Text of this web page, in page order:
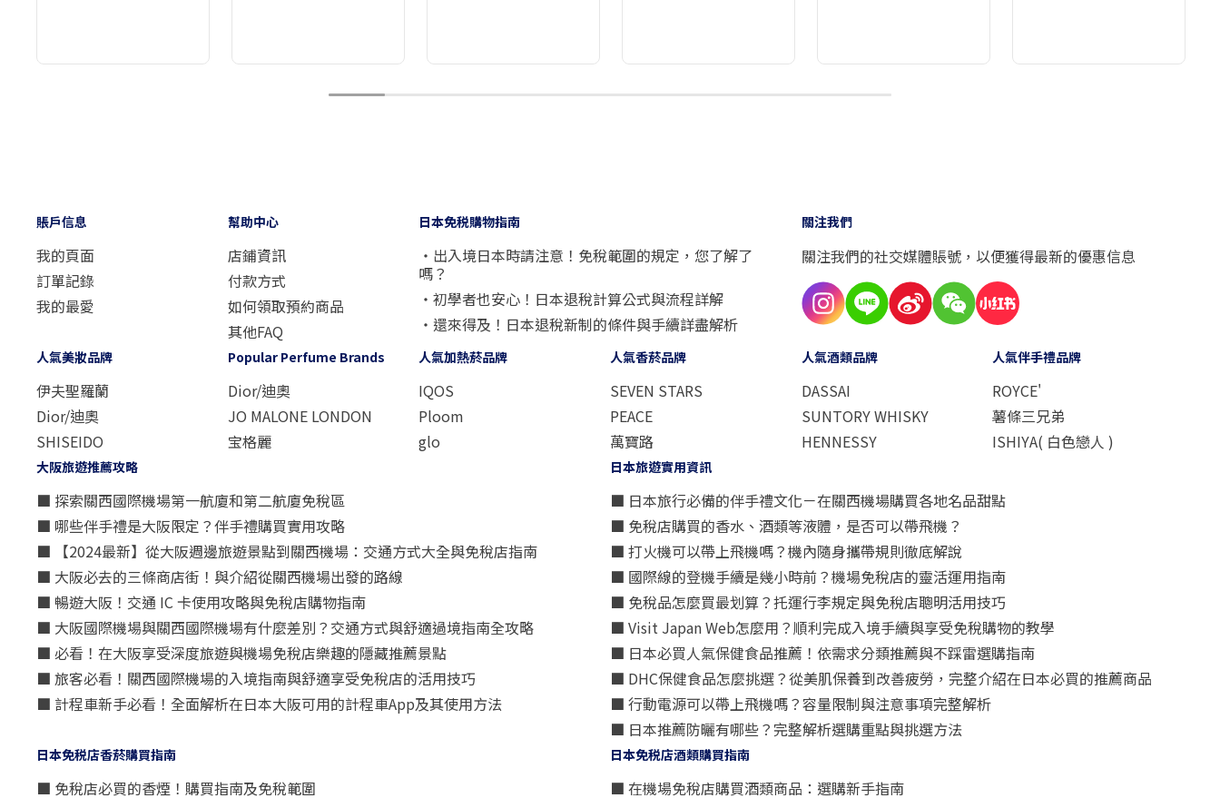
1 2 3 4 5 6 7 8 9 10
賬戶信息
我的頁面
訂單記錄
我的最愛
幫助中心
店鋪資訊
付款方式
如何領取預約商品
其他FAQ
日本免税購物指南
・出入境日本時請注意！免稅範圍的規定，您了解了
嗎？
・初學者也安心！日本退稅計算公式與流程詳解
・還來得及！日本退稅新制的條件與手續詳盡解析
關注我們
關注我們的社交媒體賬號，以便獲得最新的優惠信息
人氣美妝品牌
伊夫聖羅蘭
Dior/迪奧
SHISEIDO
Popular Perfume Brands
Dior/迪奧
JO MALONE LONDON
宝格麗
人氣加熱菸品牌
IQOS
Ploom
glo
人氣香菸品牌
SEVEN STARS
PEACE
萬寶路
人氣酒類品牌
DASSAI
SUNTORY WHISKY
HENNESSY
人氣伴手禮品牌
ROYCE'
薯條三兄弟
ISHIYA( 白色戀人 )
大阪旅遊推薦攻略
■ 探索關西國際機場第一航廈和第二航廈免稅區
■ 哪些伴手禮是大阪限定？伴手禮購買實用攻略
■ 【2024最新】從大阪週邊旅遊景點到關西機場：交通方式大全與免稅店指南
■ 大阪必去的三條商店街！與介紹從關西機場出發的路線
■ 暢遊大阪！交通 IC 卡使用攻略與免稅店購物指南
■ 大阪國際機場與關西國際機場有什麼差別？交通方式與舒適過境指南全攻略
■ 必看！在大阪享受深度旅遊與機場免稅店樂趣的隱藏推薦景點
■ 旅客必看！關西國際機場的入境指南與舒適享受免稅店的活用技巧
■ 計程車新手必看！全面解析在日本大阪可用的計程車App及其使用方法
日本旅遊實用資訊
■ 日本旅行必備的伴手禮文化－在關西機場購買各地名品甜點
■ 免稅店購買的香水、酒類等液體，是否可以帶飛機？
■ 打火機可以帶上飛機嗎？機內隨身攜帶規則徹底解說
■ 國際線的登機手續是幾小時前？機場免稅店的靈活運用指南
■ 免稅品怎麼買最划算？托運行李規定與免稅店聰明活用技巧
■ Visit Japan Web怎麼用？順利完成入境手續與享受免稅購物的教學
■ 日本必買人氣保健食品推薦！依需求分類推薦與不踩雷選購指南
■ DHC保健食品怎麼挑選？從美肌保養到改善疲勞，完整介紹在日本必買的推薦商品
■ 行動電源可以帶上飛機嗎？容量限制與注意事項完整解析
■ 日本推薦防曬有哪些？完整解析選購重點與挑選方法
日本免税店香菸購買指南
■ 免稅店必買的香煙！購買指南及免稅範圍
日本免税店酒類購買指南
■ 在機場免稅店購買酒類商品：選購新手指南